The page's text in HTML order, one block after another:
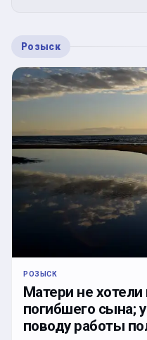
Розыск
РОЗЫСК
Матери не хотели
погибшего сына;
поводу работы